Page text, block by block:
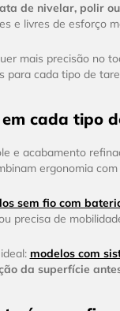
de nivelar, polir
e livres de esforço
mais precisão no
para cada tipo de
cada tipo
e acabamento
ergonomia
sem fio com
precisa de
modelos com
da superfície